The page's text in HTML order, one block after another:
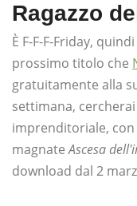
Ragazzo
È F-F-F-Friday,
prossimo titolo che
gratuitamente alla
settimana,
imprenditoriale,
magnateAscesa
download dal 2